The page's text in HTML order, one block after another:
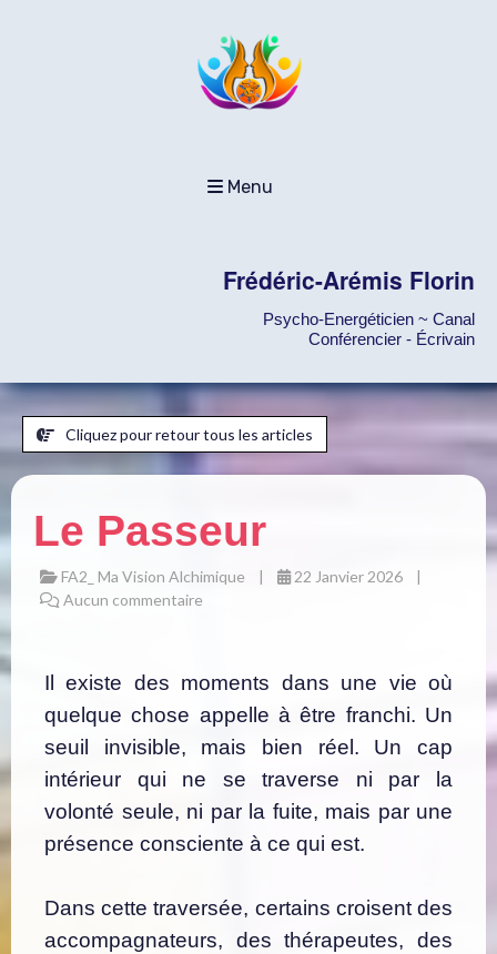
Menu
Frédéric-Arémis Florin
Psycho-Energéticien ~ Canal
Conférencier - Écrivain
Cliquez pour retour tous les articles
Le Passeur
FA2_ Ma Vision Alchimique
22 Janvier 2026
Aucun commentaire
Il existe des moments dans une vie où
quelque chose appelle à être franchi. Un
seuil invisible, mais bien réel. Un cap
intérieur qui ne se traverse ni par la
volonté seule, ni par la fuite, mais par une
présence consciente à ce qui est.
Dans cette traversée, certains croisent des
accompagnateurs, des thérapeutes, des